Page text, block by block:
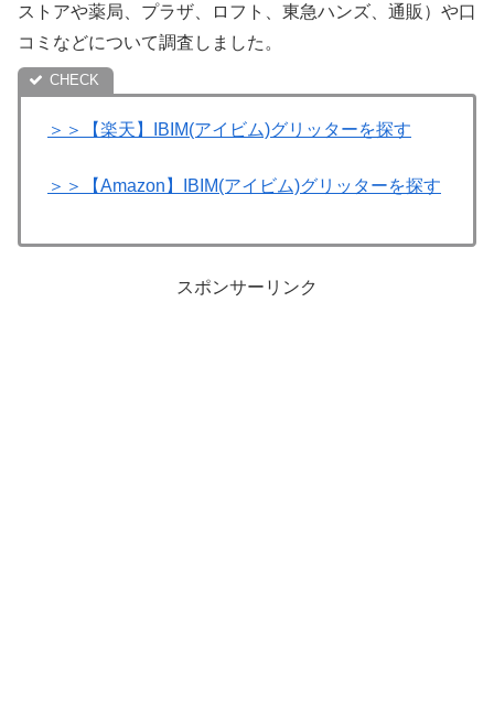
ストアや薬局、プラザ、ロフト、東急ハンズ、通販）や口
コミなどについて調査しました。
＞＞【楽天】IBIM(アイビム)グリッターを探す
＞＞【Amazon】IBIM(アイビム)グリッターを探す
スポンサーリンク